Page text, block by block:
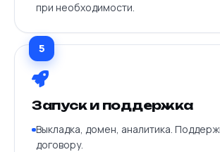
при необходимости.
5
Запуск и поддержка
Выкладка, домен, аналитика.
договору.